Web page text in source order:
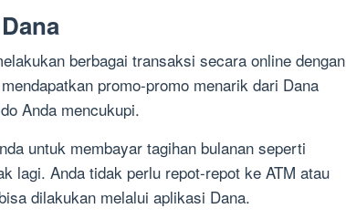
berbagai transaksi secara online dengan
promo-promo menarik dari Dana
Anda mencukupi.
untuk membayar tagihan bulanan seperti
lagi. Anda tidak perlu repot-repot ke ATM atau
dilakukan melalui aplikasi Dana.